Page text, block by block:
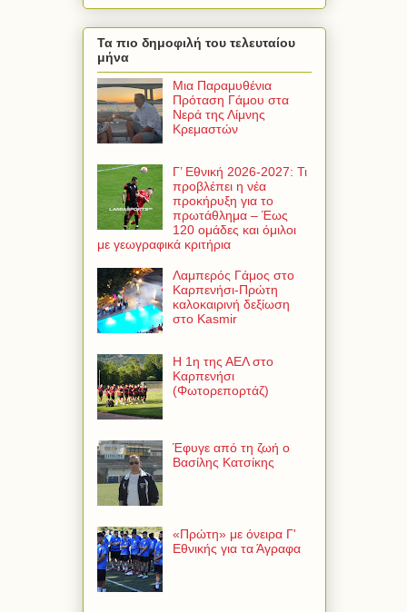
Τα πιο δημοφιλή του τελευταίου
μήνα
Μια Παραμυθένια
Πρόταση Γάμου στα
Νερά της Λίμνης
Κρεμαστών
Γ’ Εθνική 2026-2027: Τι
προβλέπει η νέα
προκήρυξη για το
πρωτάθλημα – Έως
120 ομάδες και όμιλοι
με γεωγραφικά κριτήρια
Λαμπερός Γάμος στο
Καρπενήσι-Πρώτη
καλοκαιρινή δεξίωση
στο Kasmir
Η 1η της ΑΕΛ στο
Καρπενήσι
(Φωτορεπορτάζ)
Έφυγε από τη ζωή ο
Βασίλης Κατσίκης
«Πρώτη» με όνειρα Γ'
Εθνικής για τα Άγραφα